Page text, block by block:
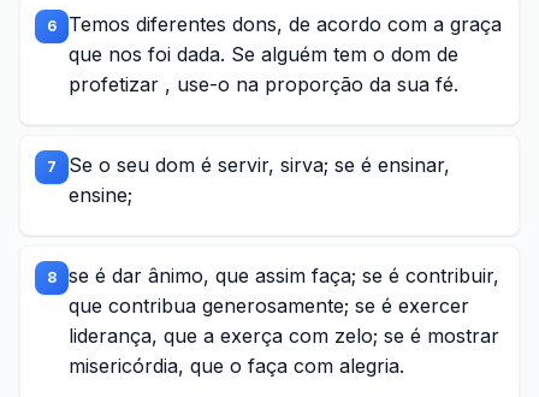
6
Temos diferentes dons, de acordo com a graça
que nos foi dada. Se alguém tem o dom de
profetizar , use-o na proporção da sua fé.
7
Se o seu dom é servir, sirva; se é ensinar,
ensine;
8
se é dar ânimo, que assim faça; se é contribuir,
que contribua generosamente; se é exercer
liderança, que a exerça com zelo; se é mostrar
misericórdia, que o faça com alegria.